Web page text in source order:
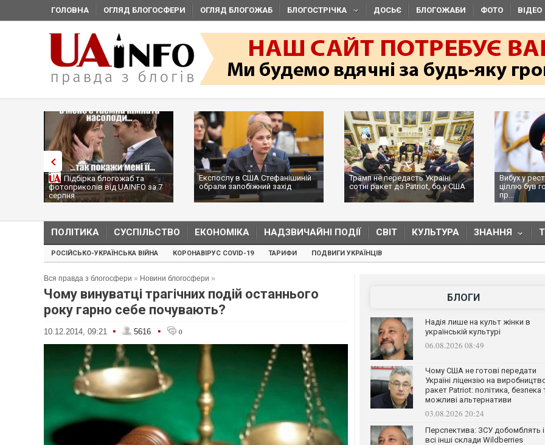
ГОЛОВНА ОГЛЯД БЛОГОСФЕРИ ОГЛЯД БЛОГОЖАБ БЛОГОСТРІЧКА ДОСЬЄ БЛОГОЖАБИ ФОТО ВІДЕО
Підбірка блогожаб та
фотоприколів від UAINFO за 7
серпня
Експослу в США Стефанішиній
обрали запобіжний захід
Трамп не передасть Україні
сотні ракет до Patriot, бо у США
...
Вибух у
ціллю був
пр...
ПОЛІТИКА СУСПІЛЬСТВО ЕКОНОМІКА НАДЗВИЧАЙНІ ПОДІЇ СВІТ КУЛЬТУРА ЗНАННЯ
РОСІЙСЬКО-УКРАЇНСЬКА ВІЙНА КОРОНАВІРУС COVID-19 ТАРИФИ ПОДВИГИ УКРАЇНЦІВ
Вся правда з блогосфери » Новини блогосфери »
Чому винуватці трагічних подій останнього
року гарно себе почувають?
10.12.2014, 09:21 • 5616 • 0
БЛОГИ
Надія лише на культ жінки в
українській культурі
06.08.2026 08:49
Чому США не готові передати
Україні ліцензію на
ракет Patriot: політика, безпека
можливі альтернативи
03.08.2026 20:24
Перспектива: ЗСУ добомблять і
всі інші склади Wildberries